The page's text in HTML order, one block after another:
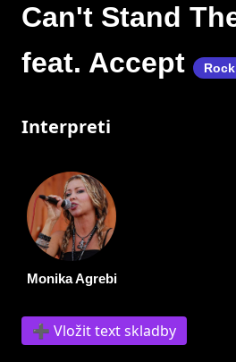
Can't Stand
feat. Accept
Rock
Interpreti
Monika Agrebi
➕ Vložit text skladby